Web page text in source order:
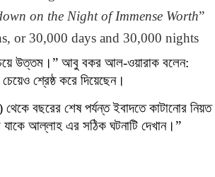
on the Night of Immense Worth”
or 30,000 days and 30,000 nights.
উত্তম।” আবু বকর আল-ওয়ারাক বলেন:
শ্রেষ্ঠ করে দিয়েছেন।”
বছরের শেষ পর্যন্ত ইবাদতে কাটানোর নিয়ত
আল্লাহ এর সঠিক ঘটনাটি দেখান।”